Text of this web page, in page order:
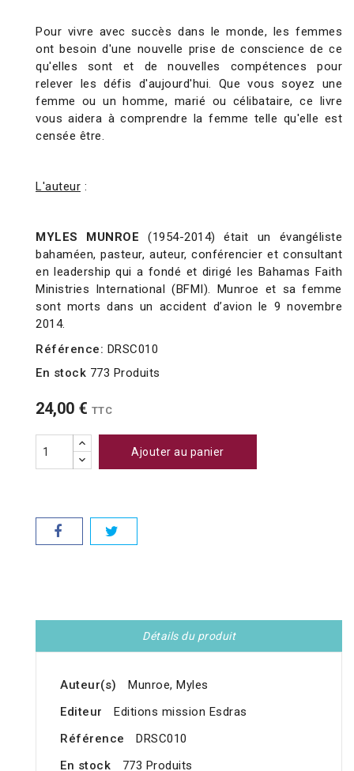
Pour vivre avec succès dans le monde, les femmes
ont besoin d'une nouvelle prise de conscience de ce
qu'elles sont et de nouvelles compétences pour
relever les défis d'aujourd'hui. Que vous soyez une
femme ou un homme, marié ou célibataire, ce livre
vous aidera à comprendre la femme telle qu'elle est
censée être.
L'auteur :
MYLES MUNROE (1954-2014) était un évangéliste
bahaméen, pasteur, auteur, conférencier et consultant
en leadership qui a fondé et dirigé les Bahamas Faith
Ministries International (BFMI). Munroe et sa femme
sont morts dans un accident d’avion le 9 novembre
2014.
Référence: DRSC010
En stock 773 Produits
24,00 € TTC
Ajouter au panier
Détails du produit
Auteur(s)
Munroe, Myles
Editeur
Editions mission Esdras
Référence
DRSC010
En stock
773 Produits